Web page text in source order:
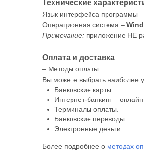
Технические
Язык интерфейса программы –
Операционная система –
Примечание: приложение НЕ
Оплата и доставка
– Методы оплаты
Вы можете выбрать наиболее
Банковские карты.
Интернет-банкинг – онлайн
Терминалы оплаты.
Банковские переводы.
Электронные деньги.
Более подробнее о методах